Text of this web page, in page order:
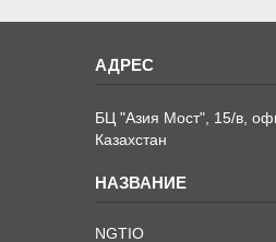
БЦ "Азия Мост", 15/в,
Казахстан
NGTIO